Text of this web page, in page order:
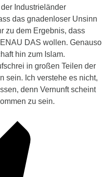
Industrieländer
das gnadenloser Unsinn
zu dem Ergebnis, dass
DAS wollen. Genauso
hin zum Islam.
in großen Teilen der
sein. Ich verstehe es nicht,
denn Vernunft scheint
zu sein.